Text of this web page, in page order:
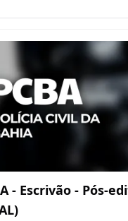
- Escrivão - Pós-